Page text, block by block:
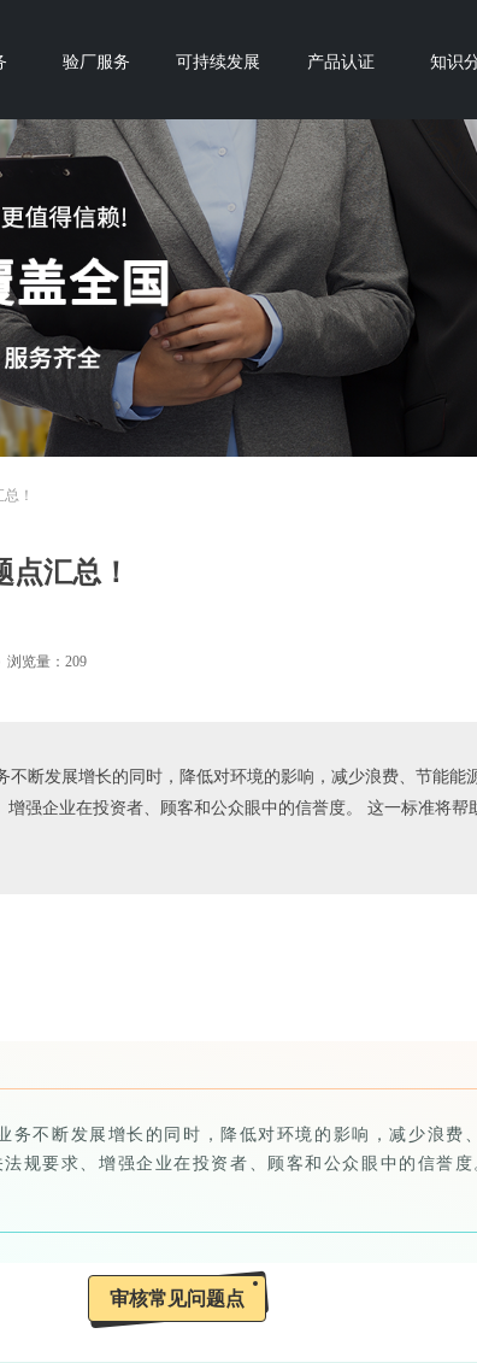
验厂服务 可持续发展 产品认证 知识
汇总！
！
务不断发展增长的同时，降低对环境的影响，减少浪费
规要求、增强企业在投资者、顾客和公众眼中的信誉
审核常见问题点
浏览量： 209
不断发展增长的同时，降低对环境的影响，减少浪费、节能能
强企业在投资者、顾客和公众眼中的信誉度。 这一标准将帮